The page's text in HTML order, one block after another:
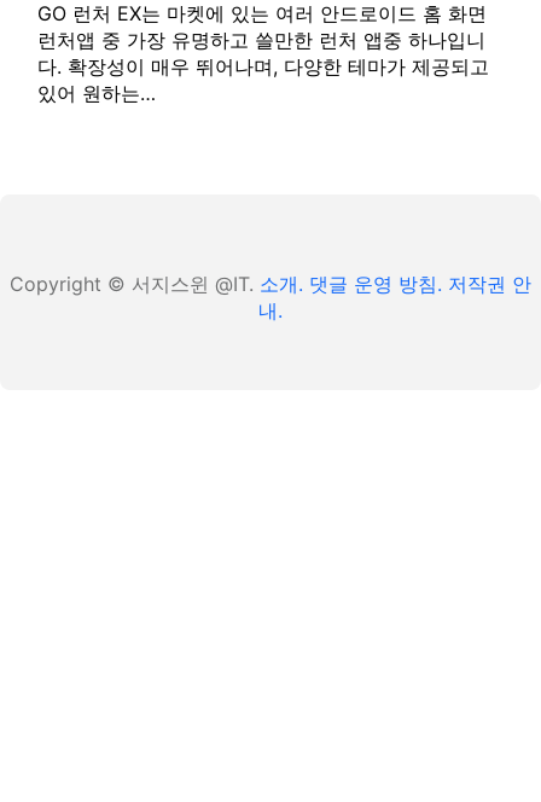
GO 런처 EX는 마켓에 있는 여러 안드로이드 홈 화면
런처앱 중 가장 유명하고 쓸만한 런처 앱중 하나입니
다. 확장성이 매우 뛰어나며, 다양한 테마가 제공되고
있어 원하는…
Copyright © 서지스윈 @IT. 소개. 댓글 운영 방침. 저작권 안
내.